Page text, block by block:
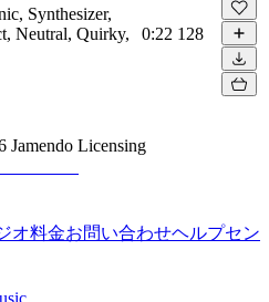
Synthesizer,
Neutral, Quirky,
0:22 128
Jamendo Licensing
オ料金お問い合わせヘルプセン